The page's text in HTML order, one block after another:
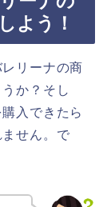
よう！
リーナの商
か？そし
入できたら
せん。で